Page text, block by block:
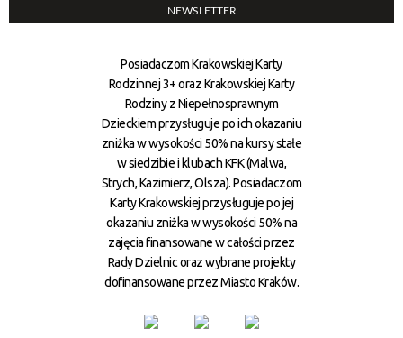
NEWSLETTER
Posiadaczom Krakowskiej Karty
Rodzinnej 3+ oraz Krakowskiej Karty
Rodziny z Niepełnosprawnym
Dzieckiem przysługuje po ich okazaniu
zniżka w wysokości 50% na kursy stałe
w siedzibie i klubach KFK (Malwa,
Strych, Kazimierz, Olsza). Posiadaczom
Karty Krakowskiej przysługuje po jej
okazaniu zniżka w wysokości 50% na
zajęcia finansowane w całości przez
Rady Dzielnic oraz wybrane projekty
dofinansowane przez Miasto Kraków.